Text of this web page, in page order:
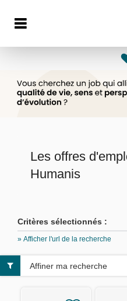
Les offres
Humanis
Critères sélectionnés :
» Afficher l'url de la recherche
Affiner ma recherche